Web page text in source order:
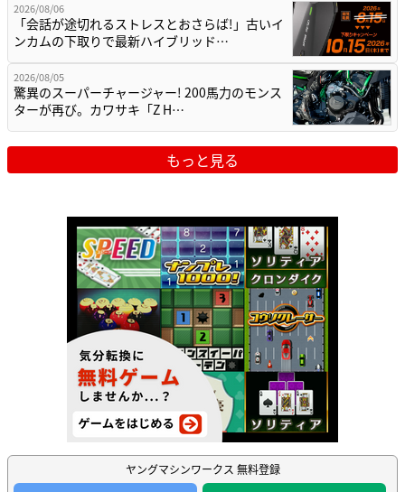
2026/08/06
「会話が途切れるストレスとおさらば!」古いイ
ンカムの下取りで最新ハイブリッド…
2026/08/05
驚異のスーパーチャージャー! 200馬力のモンス
ターが再び。カワサキ「Z H…
もっと見る
ヤングマシンワークス 無料登録